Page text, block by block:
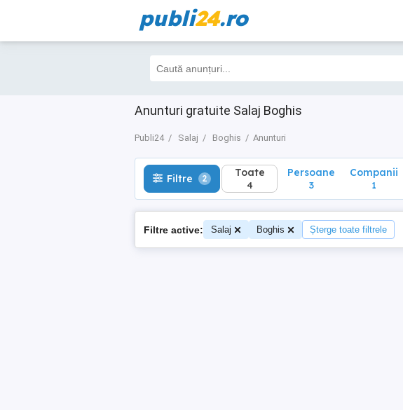
publi24.ro
Anunturi gratuite Salaj Boghis
Publi24 Salaj Boghis Anunturi
Filtre 2 Toate
4
Filtre 2 Toate
4
Persoane
3
Companii
1
Filtre active: Salaj Boghis Șterge toate filtrele